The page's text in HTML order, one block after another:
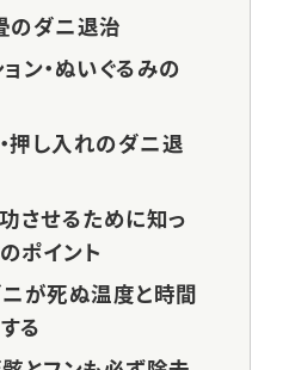
のダニ退治
ョン・ぬいぐるみの
押し入れのダニ退
させるために知っ
ポイント
ニが死ぬ温度と時間
る